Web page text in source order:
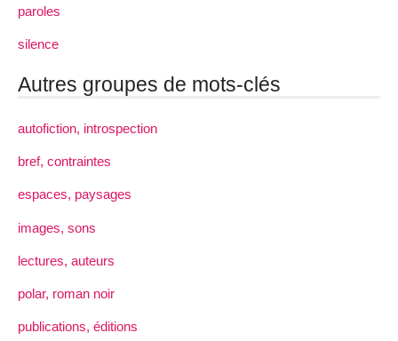
paroles
silence
Autres groupes de mots-clés
autofiction, introspection
bref, contraintes
espaces, paysages
images, sons
lectures, auteurs
polar, roman noir
publications, éditions